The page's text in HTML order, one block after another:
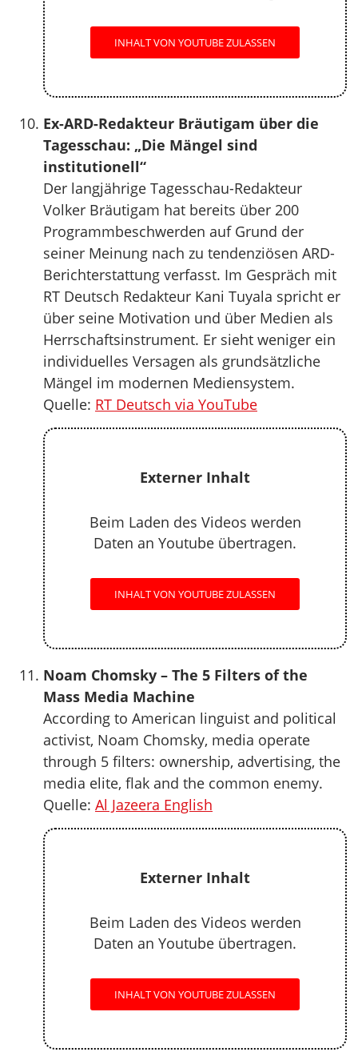
INHALT VON YOUTUBE ZULASSEN
Ex-ARD-Redakteur Bräutigam über die
Tagesschau: „Die Mängel sind
institutionell“
Der langjährige Tagesschau-Redakteur
Volker Bräutigam hat bereits über 200
Programmbeschwerden auf Grund der
seiner Meinung nach zu tendenziösen ARD-
Berichterstattung verfasst. Im Gespräch mit
RT Deutsch Redakteur Kani Tuyala spricht er
über seine Motivation und über Medien als
Herrschaftsinstrument. Er sieht weniger ein
individuelles Versagen als grundsätzliche
Mängel im modernen Mediensystem.
Quelle: RT Deutsch via YouTube
Externer Inhalt
Beim Laden des Videos werden
Daten an Youtube übertragen.
INHALT VON YOUTUBE ZULASSEN
Noam Chomsky – The 5 Filters of the
Mass Media Machine
According to American linguist and political
activist, Noam Chomsky, media operate
through 5 filters: ownership, advertising, the
media elite, flak and the common enemy.
Quelle: Al Jazeera English
Externer Inhalt
Beim Laden des Videos werden
Daten an Youtube übertragen.
INHALT VON YOUTUBE ZULASSEN